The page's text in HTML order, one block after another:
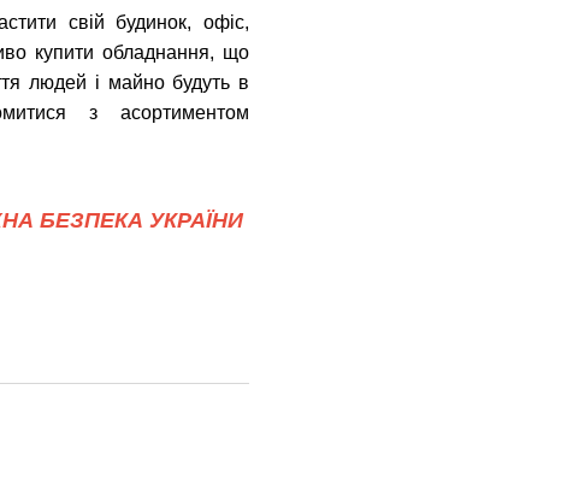
свій будинок, офіс,
купити обладнання, що
людей і майно будуть в
з асортиментом
БЕЗПЕКА УКРАЇНИ